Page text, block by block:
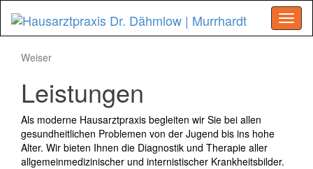
Menu
Weiser
Leistungen
Als moderne Hausarztpraxis begleiten wir Sie bei allen
gesundheitlichen Problemen von der Jugend bis ins hohe
Alter. Wir bieten Ihnen die Diagnostik und Therapie aller
allgemeinmedizinischer und internistischer Krankheitsbilder.